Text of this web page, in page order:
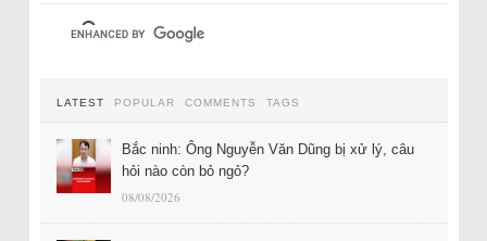
LATEST POPULAR COMMENTS TAGS
Bắc ninh: Ông Nguyễn Văn Dũng bị xử lý, câu
hỏi nào còn bỏ ngỏ?
08/08/2026